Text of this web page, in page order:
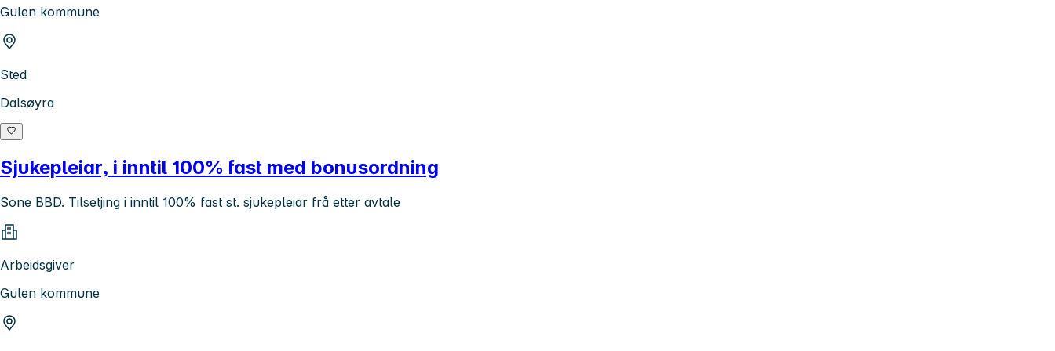
Gulen kommune
Sted
Dalsøyra
Sjukepleiar, i inntil 100% fast med bonusordning
Sone BBD. Tilsetjing i inntil 100% fast st. sjukepleiar frå etter avtale
Arbeidsgiver
Gulen kommune